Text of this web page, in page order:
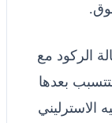
الركود مع
بعدها
الاسترليني